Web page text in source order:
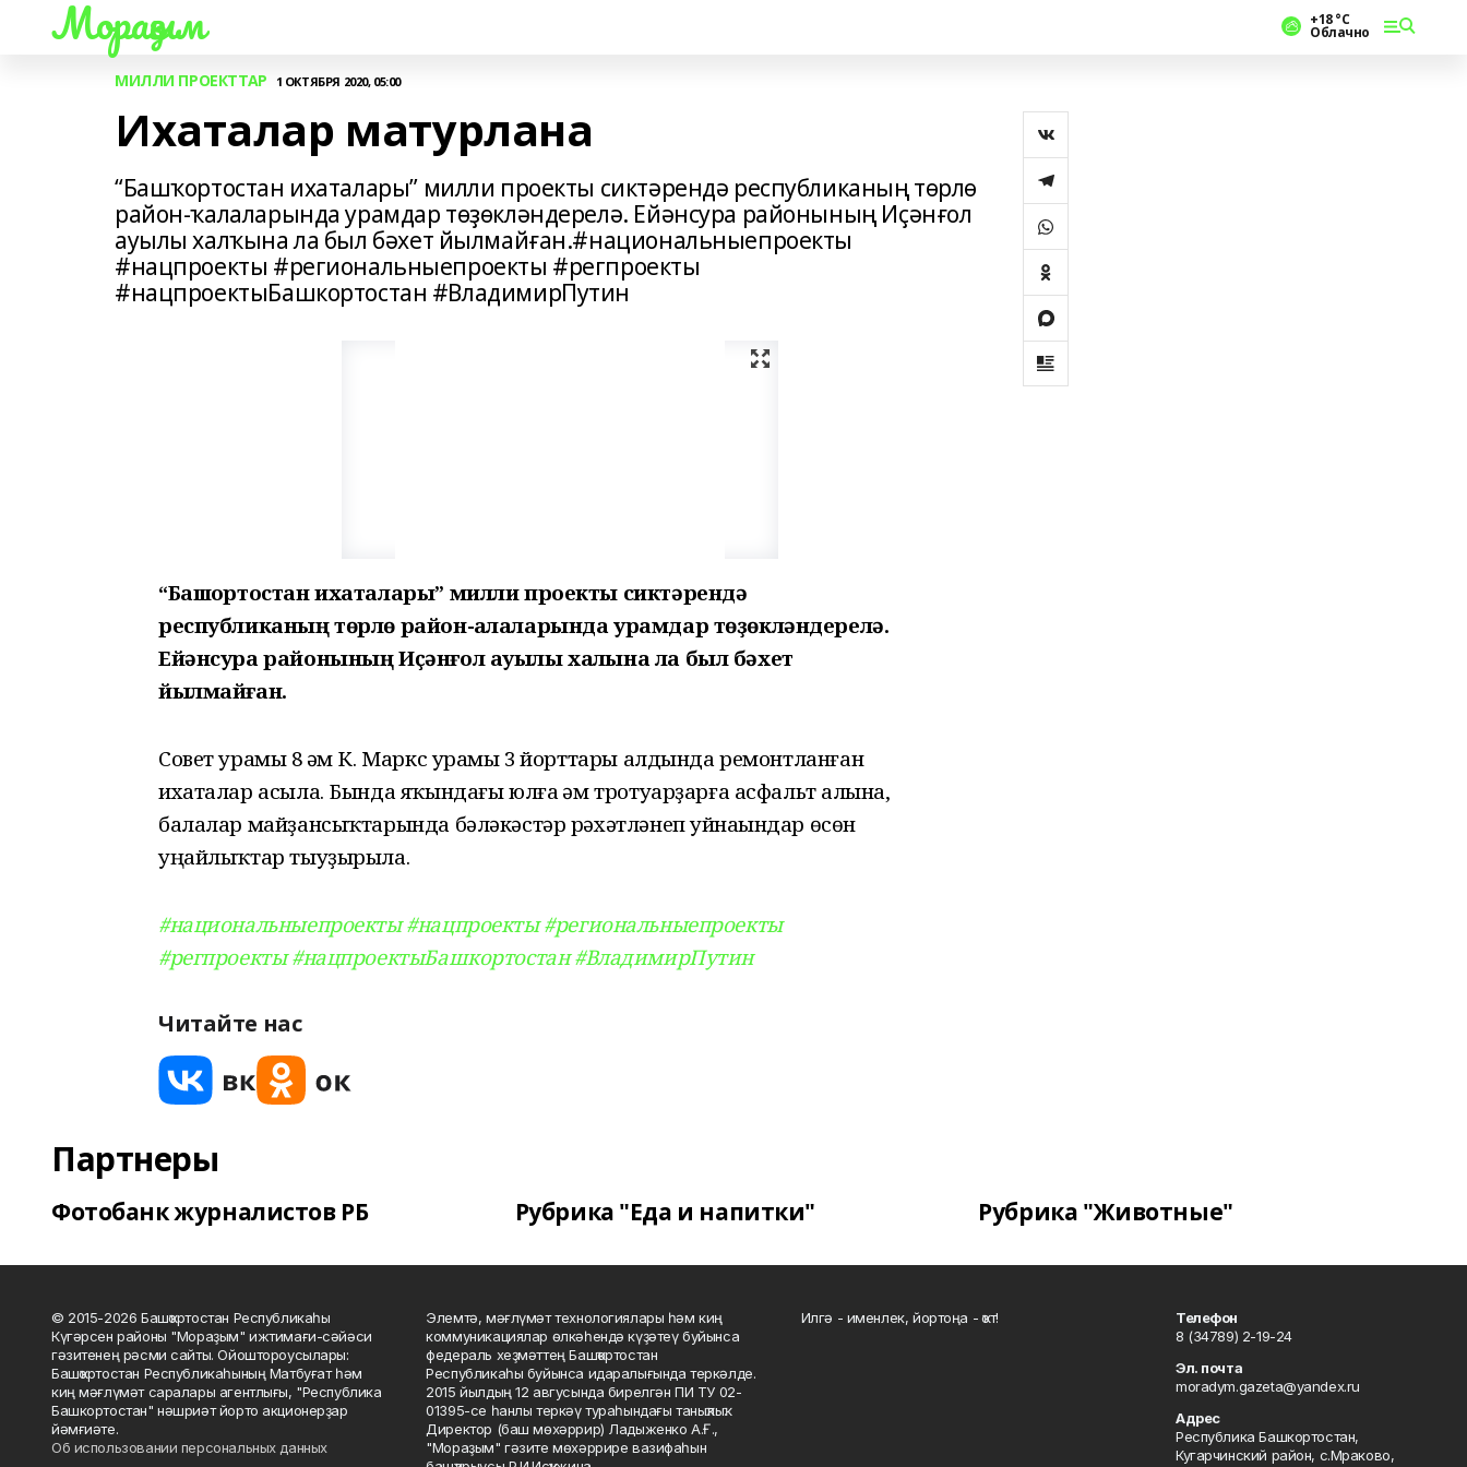
Мораҙым +18 °С
Облачно
МИЛЛИ ПРОЕКТТАР 1 ОКТЯБРЯ 2020, 05:00
Ихаталар матурлана
“Башҡортостан ихаталары” милли проекты сиктәрендә республиканың төрлө
район-ҡалаларында урамдар төҙөкләндерелә. Ейәнсура районының Иҫәнғол
ауылы халҡына ла был бәхет йылмайған.#национальныепроекты
#нацпроекты #региональныепроекты #регпроекты
#нацпроектыБашкортостан #ВладимирПутин
“Башҡортостан ихаталары” милли проекты сиктәрендә
республиканың төрлө район-ҡалаларында урамдар төҙөкләндерелә.
Ейәнсура районының Иҫәнғол ауылы халҡына ла был бәхет
йылмайған.
Совет урамы 8 һәм К. Маркс урамы 3 йорттары алдында ремонтланған
ихаталар асыла. Бында яҡындағы юлға һәм тротуарҙарға асфальт һалына,
балалар майҙансыҡтарында бәләкәстәр рәхәтләнеп уйнаһындар өсөн
уңайлыҡтар тыуҙырыла.
#национальныепроекты #нацпроекты #региональныепроекты
#регпроекты #нацпроектыБашкортостан #ВладимирПутин
Читайте нас
Партнеры
Фотобанк журналистов РБ Рубрика "Еда и напитки" Рубрика "Животные"
© 2015-2026 Башҡортостан Республикаһы
Күгәрсен районы "Мораҙым" ижтимағи-сәйәси
гәзитенең рәсми сайты. Ойоштороусылары:
Башҡортостан Республикаһының Матбуғат һәм
киң мәғлүмәт саралары агентлығы, "Республика
Башкортостан" нәшриәт йорто акционерҙар
йәмғиәте.
Об использовании персональных данных
Элемтә, мәғлүмәт технологиялары һәм киң
коммуникациялар өлкәһендә күҙәтеү буйынса
федераль хеҙмәттең Башҡортостан
Республикаһы буйынса идаралығында теркәлде.
2015 йылдың 12 авгусында бирелгән ПИ ТУ 02-
01395-се һанлы теркәү тураһындағы таныҡлыҡ.
Директор (баш мөхәррир) Ладыженко А.Ғ.,
"Мораҙым" гәзите мөхәррире вазифаһын
Илгә - именлек, йортоңа - ҡот!
Телефон
8 (34789) 2-19-24
Эл. почта
moradym.gazeta@yandex.ru
Адрес
Республика Башкортостан,
Кугарчинский район, с.Мраково,